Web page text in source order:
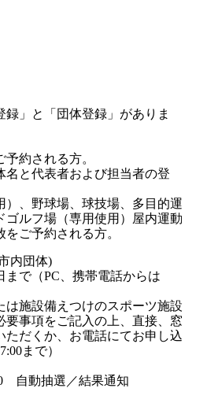
録」と「団体登録」がありま
約される方。
名と代表者および担当者の登
）、野球場、球技場、多目的運
ゴルフ場（専用使用）屋内運動
ご予約される方。
内団体)
まで（PC、携帯電話からは
は施設備えつけのスポーツ施設
要事項をご記入の上、直接、窓
ただくか、お電話にてお申し込
まで）
自動抽選／結果通知